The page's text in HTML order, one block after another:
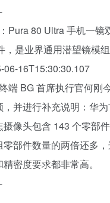
Pura 80 Ultra 手机一镜
，是业界通用潜望镜模
06-16T15:30:30.107
端 BG 首席执行官何刚
并进行补充说明：华
摄像头包含 143 个零部
部件数量的两倍还多
密度要求都非常高。